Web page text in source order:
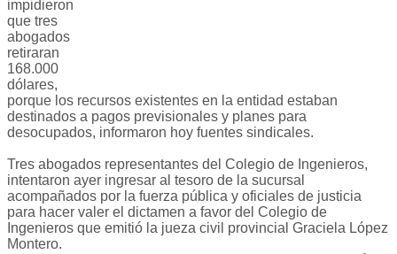
impidieron
que tres
abogados
retiraran
168.000
dólares,
porque los recursos existentes en la entidad estaban
destinados a pagos previsionales y planes para
desocupados, informaron hoy fuentes sindicales.
Tres abogados representantes del Colegio de Ingenieros,
intentaron ayer ingresar al tesoro de la sucursal
acompañados por la fuerza pública y oficiales de justicia
para hacer valer el dictamen a favor del Colegio de
Ingenieros que emitió la jueza civil provincial Graciela López
Montero.